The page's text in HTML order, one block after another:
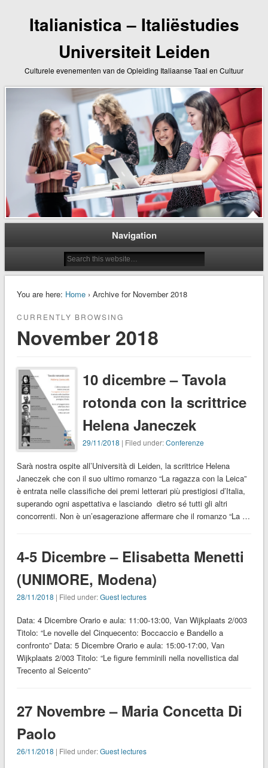
Italianistica – Italiëstudies
Universiteit Leiden
Culturele evenementen van de Opleiding Italiaanse Taal en Cultuur
Navigation
You are here: Home› Archive for November 2018
CURRENTLY BROWSING
November 2018
10 dicembre – Tavola
rotonda con la scrittrice
Helena Janeczek
29/11/2018 | Filed under:Conferenze
Sarà nostra ospite all’Università di Leiden, la scrittrice Helena
Janeczek che con il suo ultimo romanzo “La ragazza con la Leica”
è entrata nelle classifiche dei premi letterari più prestigiosi d’Italia,
superando ogni aspettativa e lasciando dietro sé tutti gli altri
concorrenti. Non è un’esagerazione affermare che il romanzo “La …
4-5 Dicembre – Elisabetta Menetti
(UNIMORE, Modena)
28/11/2018 | Filed under:Guest lectures
Data: 4 Dicembre Orario e aula: 11:00-13:00, Van Wijkplaats 2/003
Titolo: “Le novelle del Cinquecento: Boccaccio e Bandello a
confronto” Data: 5 Dicembre Orario e aula: 15:00-17:00, Van
Wijkplaats 2/003 Titolo: “Le figure femminili nella novellistica dal
Trecento al Seicento”
27 Novembre – Maria Concetta Di
Paolo
26/11/2018 | Filed under:Guest lectures